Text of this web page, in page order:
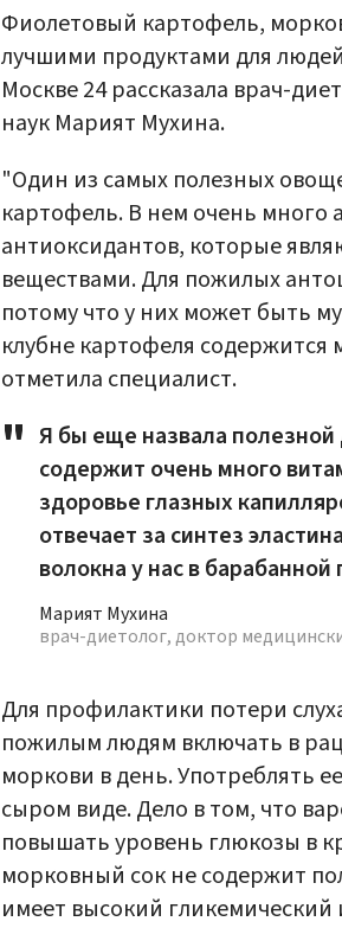
Фиолетовый картофель,
лучшими продуктами для
Москве 24 рассказала врач-
наук Марият Мухина.
"Один из самых полезных
картофель. В нем очень
антиоксидантов, которые
веществами. Для пожилых
потому что у них может быть
клубне картофеля содержится
отметила специалист.
Я бы еще назвала
содержит очень много
здоровье глазных
отвечает за синтез
волокна у нас в
Марият Мухина
врач-диетолог, доктор
Для профилактики потери
пожилым людям включать в
моркови в день. Употреблять
сыром виде. Дело в том, что
повышать уровень глюкозы в
морковный сок не содержит
имеет высокий гликемический